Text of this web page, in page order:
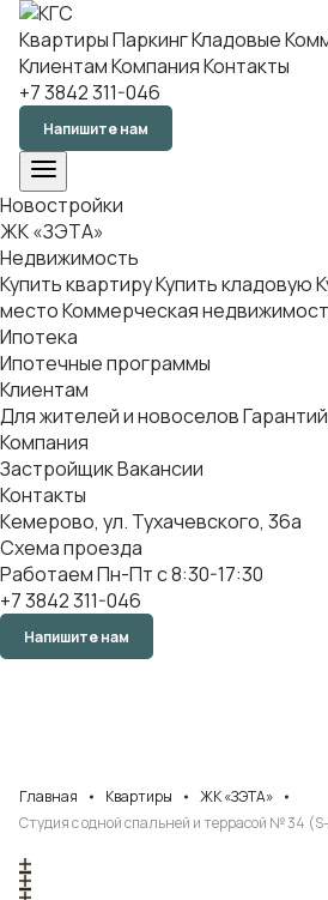
КвартирыПаркингКладовые
КлиентамКомпанияКонтакты
+7 3842 311-046
Напишите нам
Новостройки
ЖК «ЗЭТА»
Недвижимость
Купить квартируКупить кладовую
местоКоммерческая
Ипотека
Ипотечные программы
Клиентам
Для жителей и новоселов
Компания
ЗастройщикВакансии
Контакты
Кемерово, ул. Тухачевского, 36а
Схема проезда
Работаем Пн-Пт с 8:30-17:30
+7 3842 311-046
Напишите нам
Главная Квартиры
ЖК «ЗЭТА»
Студия с одной спальней и террасой № 34